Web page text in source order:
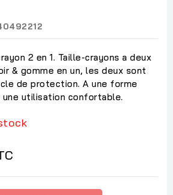
2 en 1. Taille-crayons a deux
& gomme en un, les deux sont
de protection. A une forme
une utilisation confortable.